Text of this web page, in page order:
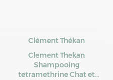
Clément Thékan
Clement Thekan
Shampooing
tetramethrine Chat et